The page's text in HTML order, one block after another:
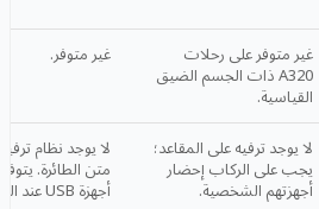
غير متوفر على رحلات
A320 ذات الجسم الضيق
القياسية.
غير متوفر.
لا يوجد ترفيه على المقاعد؛
يجب على الركاب إحضار
أجهزتهم الشخصية.
لا يوجد نظام
متن الطائرة.
أجهزة USB عند المقاعد.